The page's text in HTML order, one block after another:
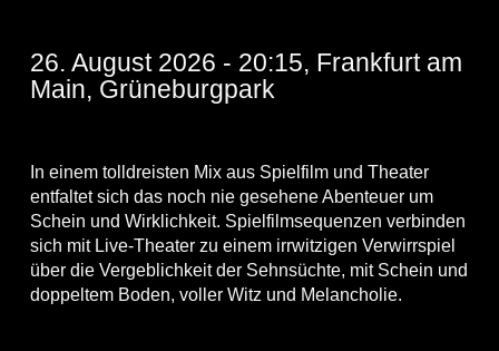
26. August 2026 - 20:15, Frankfurt am
Main, Grüneburgpark
In einem tolldreisten Mix aus Spielfilm und Theater
entfaltet sich das noch nie gesehene Abenteuer um
Schein und Wirklichkeit. Spielfilmsequenzen verbinden
sich mit Live-Theater zu einem irrwitzigen Verwirrspiel
über die Vergeblichkeit der Sehnsüchte, mit Schein und
doppeltem Boden, voller Witz und Melancholie.